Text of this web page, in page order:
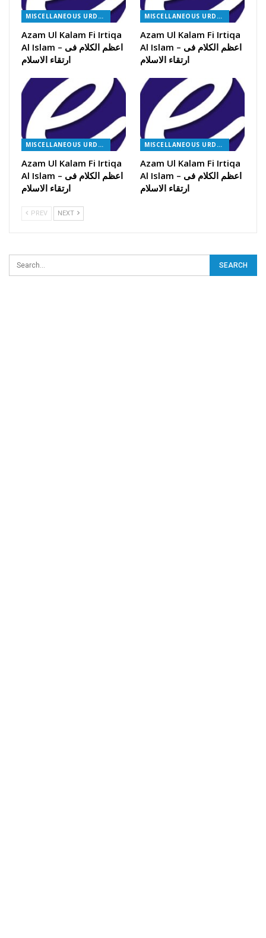
MISCELLANEOUS URDU BOOKS
Azam Ul Kalam Fi Irtiqa
Al Islam – اعظم الکلام فی
ارتقاء الاسلام
MISCELLANEOUS URDU BOOKS
Azam Ul Kalam Fi Irtiqa
Al Islam – اعظم الکلام فی
ارتقاء الاسلام
MISCELLANEOUS URDU BOOKS
Azam Ul Kalam Fi Irtiqa
Al Islam – اعظم الکلام فی
ارتقاء الاسلام
MISCELLANEOUS URDU BOOKS
Azam Ul Kalam Fi Irtiqa
Al Islam – اعظم الکلام فی
ارتقاء الاسلام
PREV NEXT